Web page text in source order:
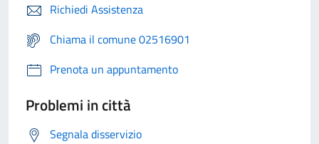
Richiedi Assistenza
Chiama il comune 02516901
Prenota un appuntamento
Problemi in città
Segnala disservizio